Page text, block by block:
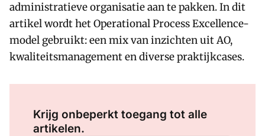
administratieve organisatie aan te pakken. In dit
artikel wordt het Operational Process Excellence-
model gebruikt: een mix van inzichten uit AO,
kwaliteitsmanagement en diverse praktijkcases.
Krijg onbeperkt toegang tot alle
artikelen.